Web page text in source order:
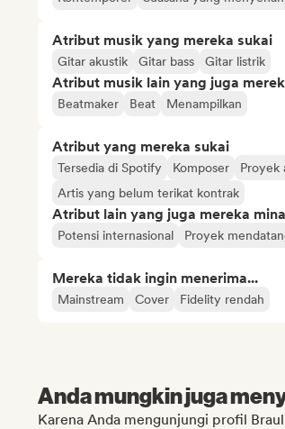
Atribut musik yang mereka sukai
Gitar akustik Gitar bass Gitar listrik
Atribut musik lain yang juga
Beatmaker Beat Menampilkan
Atribut yang mereka sukai
Tersedia di Spotify Komposer Proyek
Artis yang belum terikat kontrak
Atribut lain yang juga mereka
Potensi internasional Proyek
Mereka tidak ingin menerima...
Mainstream Cover Fidelity rendah
Anda mungkin juga
Karena Anda mengunjungi profil